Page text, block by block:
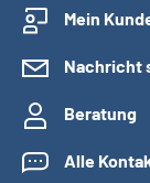
Mein
Nachricht
Beratung
Alle